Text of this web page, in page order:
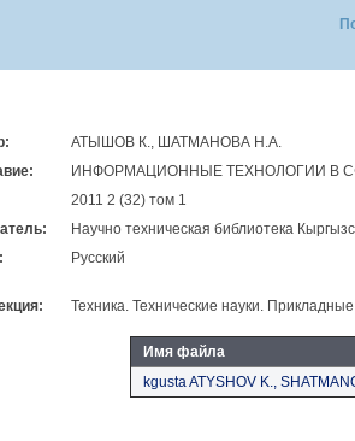
АТЫШОВ К., ШАТМАНОВА Н.А.
ИНФОРМАЦИОННЫЕ ТЕХНОЛОГИИ В
2011 2 (32) том 1
Научно техническая библиотека
Русский
Техника. Технические науки.
Имя файла
kgusta ATYSHOV K.,